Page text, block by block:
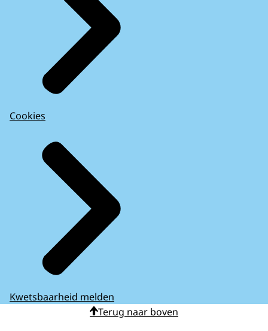
Cookies
Kwetsbaarheid melden
Terug naar boven